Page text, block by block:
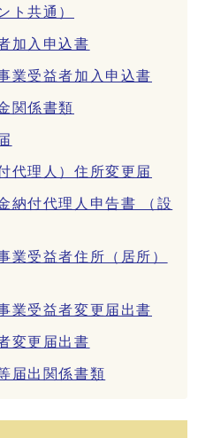
ト共通）
加入申込書
業受益者加入申込書
関係書類
代理人）住所変更届
納付代理人申告書 （設
業受益者住所（居所）
業受益者変更届出書
変更届出書
届出関係書類